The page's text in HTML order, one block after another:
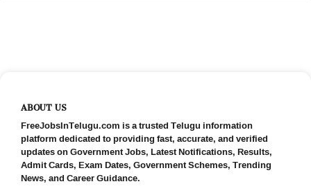
ABOUT US
FreeJobsInTelugu.com is a trusted Telugu information
platform dedicated to providing fast, accurate, and verified
updates on Government Jobs, Latest Notifications, Results,
Admit Cards, Exam Dates, Government Schemes, Trending
News, and Career Guidance.